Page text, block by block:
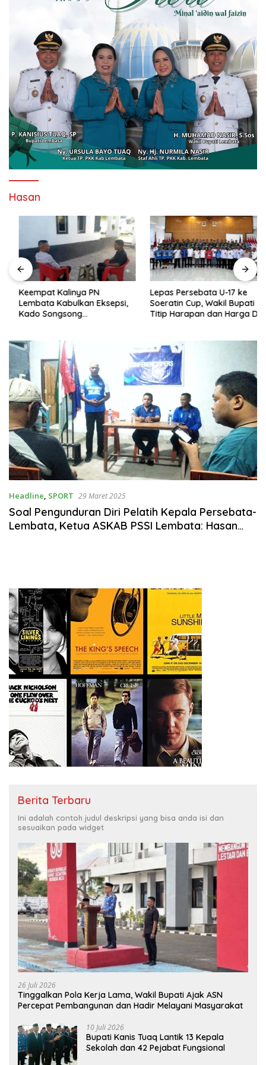
Hasan
Keempat Kalinya PN
Lembata Kabulkan Eksepsi,
Kado Songsong
Lepas Persebata U-17 ke
Soeratin Cup, Wakil Bupati
Titip Harapan dan Harga Diri
Headline, SPORT 29 Maret 2025
Soal Pengunduran Diri Pelatih Kepala Persebata-
Lembata, Ketua ASKAB PSSI Lembata: Hasan
Berita Terbaru
Ini adalah contoh judul deskripsi yang bisa anda isi dan
sesuaikan pada widget
26 Juli 2026
Tinggalkan Pola Kerja Lama, Wakil Bupati Ajak ASN
Percepat Pembangunan dan Hadir Melayani Masyarakat
10 Juli 2026
Bupati Kanis Tuaq Lantik 13 Kepala
Sekolah dan 42 Pejabat Fungsional